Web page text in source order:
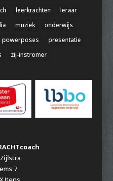
leerkrachten
leraar
muziek
onderwijs
powerposes
presentatie
zij-instromer
7